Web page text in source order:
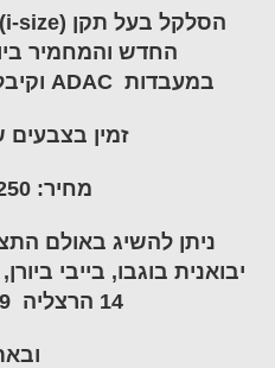
החדש והמחמיר
במעבדות ADAC וקיבל ציון GOOD (1.8)
זמין בצבעים
מחיר: 1,250 ש"ח
יבואנית בוגבו, בייבי
14 הרצליה 03-5407999